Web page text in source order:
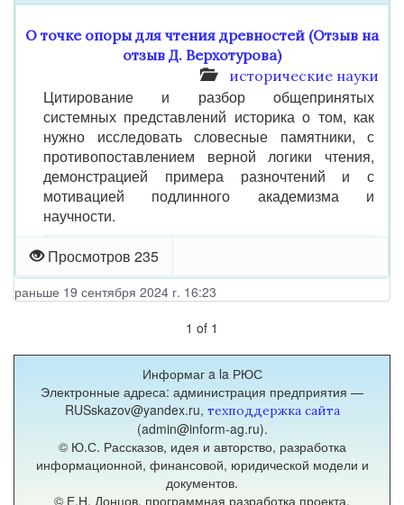
О точке опоры для чтения древностей (Отзыв на
отзыв Д. Верхотурова)
исторические науки
Цитирование и разбор общепринятых
системных представлений историка о том, как
нужно исследовать словесные памятники, с
противопоставлением верной логики чтения,
демонстрацией примера разночтений и с
мотивацией подлинного академизма и
научности.
Просмотров 235
раньше 19 сентября 2024 г. 16:23
1 of 1
Информаг a la РЮС
Электронные адреса: администрация предприятия —
RUSskazov@yandex.ru, техподдержка сайта
(admin@inform-ag.ru).
© Ю.С. Рассказов, идея и авторство, разработка
информационной, финансовой, юридической модели и
документов.
© Е.Н. Донцов, программная разработка проекта.